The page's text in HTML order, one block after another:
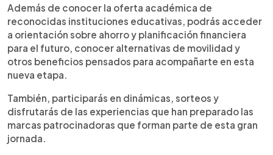
e instituciones especializadas, los asistentes
podrán participar en dinámicas, sorteos y
actividades durante toda la jornada. El evento se
realizará este 6 de junio en Multiplaza y busca
brindar orientación, experiencias y oportunidades
a los jóvenes que están por tomar una de las
decisiones más importantes de su vida: elegir su
futuro profesional.
Además de conocer la oferta académica de
reconocidas instituciones educativas, podrás acceder
a orientación sobre ahorro y planificación financiera
para el futuro, conocer alternativas de movilidad y
otros beneficios pensados para acompañarte en esta
nueva etapa.
También, participarás en dinámicas, sorteos y
disfrutarás de las experiencias que han preparado las
marcas patrocinadoras que forman parte de esta gran
jornada.